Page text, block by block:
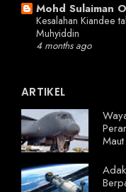
Mohd Sulaiman
Kesalahan Kiandee
Muhyiddin
4 months ago
ARTIKEL